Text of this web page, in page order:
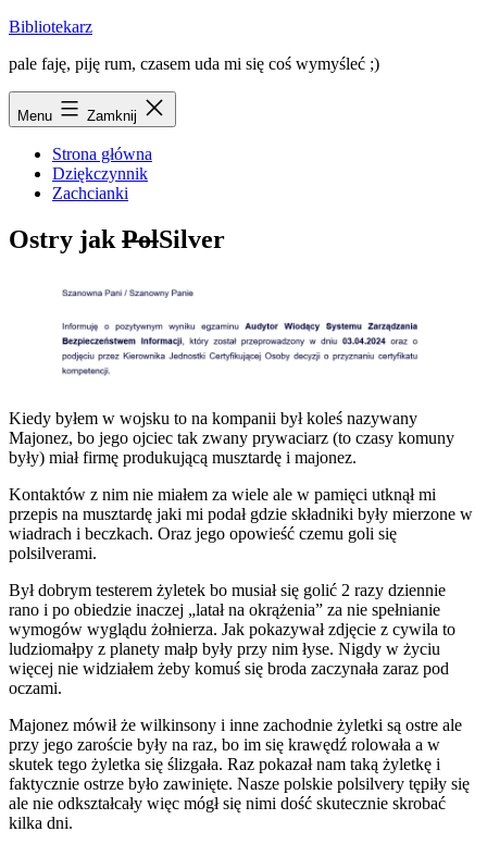
Przejdź
treści
Bibliotekarz
pale faję, piję rum, czasem uda mi się coś wymyśleć ;)
Menu Zamknij
Strona główna
Dziękczynnik
Zachcianki
Ostry jak PolSilver
Kiedy byłem w wojsku to na kompanii był koleś nazywany
Majonez, bo jego ojciec tak zwany prywaciarz (to czasy komuny
były) miał firmę produkującą musztardę i majonez.
Kontaktów z nim nie miałem za wiele ale w pamięci utknął mi
przepis na musztardę jaki mi podał gdzie składniki były mierzone w
wiadrach i beczkach. Oraz jego opowieść czemu goli się
polsilverami.
Był dobrym testerem żyletek bo musiał się golić 2 razy dziennie
rano i po obiedzie inaczej „latał na okrążenia” za nie spełnianie
wymogów wyglądu żołnierza. Jak pokazywał zdjęcie z cywila to
ludziomałpy z planety małp były przy nim łyse. Nigdy w życiu
więcej nie widziałem żeby komuś się broda zaczynała zaraz pod
oczami.
Majonez mówił że wilkinsony i inne zachodnie żyletki są ostre ale
przy jego zaroście były na raz, bo im się krawędź rolowała a w
skutek tego żyletka się ślizgała. Raz pokazał nam taką żyletkę i
faktycznie ostrze było zawinięte. Nasze polskie polsilvery tępiły się
ale nie odkształcały więc mógł się nimi dość skutecznie skrobać
kilka dni.